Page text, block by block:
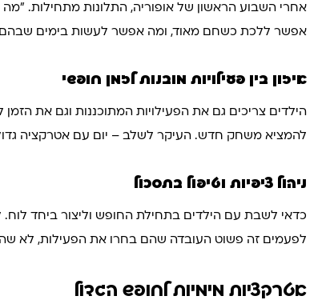
אחרי השבוע הראשון של אופוריה, התלונות מתחילות.
אפשר ללכת כשחם מאוד, ומה אפשר לעשות בימים שבהם
איזון בין פעילויות מובנות לזמן חופשי
הילדים צריכים גם את הפעילויות המתוכננות וגם את
להמציא משחק חדש. העיקר לשלב – יום עם אטרקציה
ניהול ציפיות וטיפול בתסכול
כדאי לשבת עם הילדים בתחילת החופש וליצור ביחד
לפעמים זה פשוט העובדה שהם בחרו את הפעילות, לא
אטרקציות מימיות לחופש הגדול